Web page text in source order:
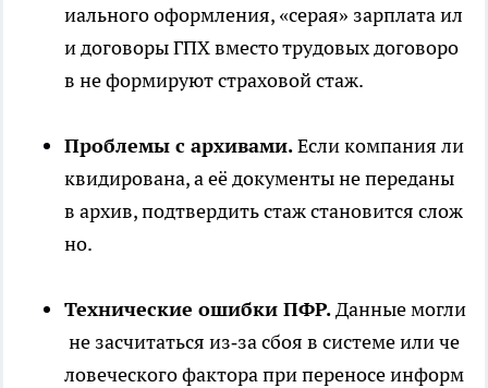
иального оформления, «серая» зарплата ил
и договоры ГПХ вместо трудовых договоро
в не формируют страховой стаж.
Проблемы с архивами.Если компания ли
квидирована, а её документы не переданы
в архив, подтвердить стаж становится слож
но.
Технические ошибки ПФР.Данные могли
не засчитаться из‑за сбоя в системе или че
ловеческого фактора при переносе информ